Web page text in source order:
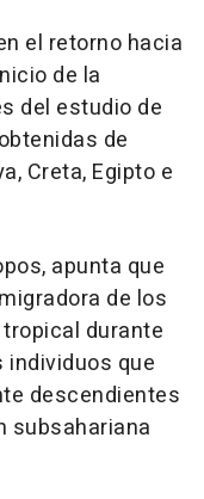
el retorno hacia
de la
del estudio de
de
Creta, Egipto e
apunta que
de los
durante
individuos que
descendientes
subsahariana